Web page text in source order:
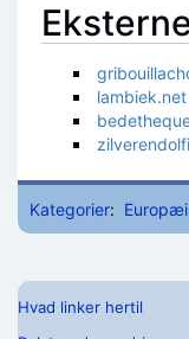
lambiek.net
Kategorier:
Hvad linker hertil